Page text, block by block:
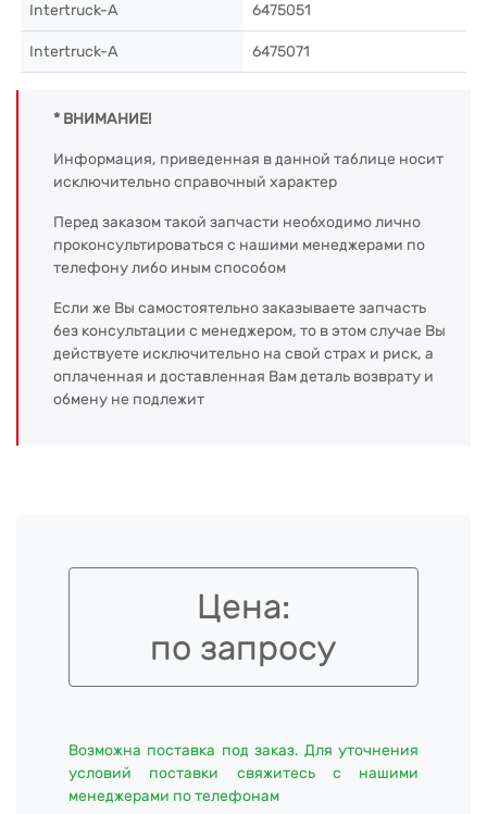
Intertruck-A 6475051
Intertruck-A 6475071
* ВНИМАНИЕ!
Информация, приведенная в данной таблице носит
исключительно справочный характер
Перед заказом такой запчасти необходимо лично
проконсультироваться с нашими менеджерами по
телефону либо иным способом
Если же Вы самостоятельно заказываете запчасть
без консультации с менеджером, то в этом случае Вы
действуете исключительно на свой страх и риск, а
оплаченная и доставленная Вам деталь возврату и
обмену не подлежит
Цена:
по запросу
Возможна поставка под заказ. Для уточнения
условий поставки свяжитесь с нашими
менеджерами по телефонам